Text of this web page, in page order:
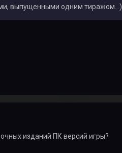
выпущенными одним тиражом...)
изданий ПК версий игры?